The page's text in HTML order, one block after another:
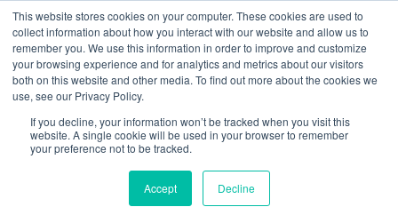
This website stores cookies on your computer. These cookies are used to
collect information about how you interact with our website and allow us to
remember you. We use this information in order to improve and customize
your browsing experience and for analytics and metrics about our visitors
both on this website and other media. To find out more about the cookies we
use, see our Privacy Policy.
If you decline, your information won’t be tracked when you visit this
website. A single cookie will be used in your browser to remember
your preference not to be tracked.
Accept Decline
Skip
to
content
2155 9055
預約
我們的醫護團隊